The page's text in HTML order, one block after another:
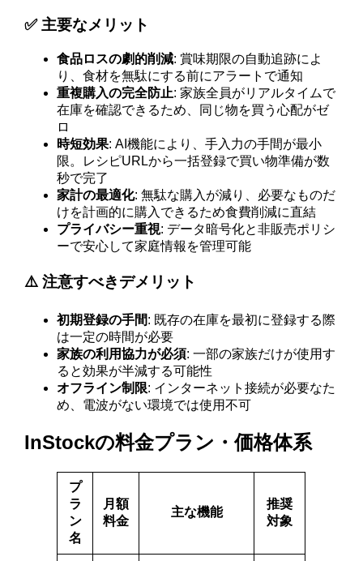
✅ 主要なメリット
食品ロスの劇的削減: 賞味期限の自動追跡によ
り、食材を無駄にする前にアラートで通知
重複購入の完全防止: 家族全員がリアルタイムで
在庫を確認できるため、同じ物を買う心配がゼ
ロ
時短効果: AI機能により、手入力の手間が最小
限。レシピURLから一括登録で買い物準備が数
秒で完了
家計の最適化: 無駄な購入が減り、必要なものだ
けを計画的に購入できるため食費削減に直結
プライバシー重視: データ暗号化と非販売ポリシ
ーで安心して家庭情報を管理可能
⚠️ 注意すべきデメリット
初期登録の手間: 既存の在庫を最初に登録する際
は一定の時間が必要
家族の利用協力が必須: 一部の家族だけが使用す
ると効果が半減する可能性
オフライン制限: インターネット接続が必要なた
め、電波がない環境では使用不可
InStockの料金プラン・価格体系
プ
ラ
ン
名
月額
料金
主な機能
推奨
対象